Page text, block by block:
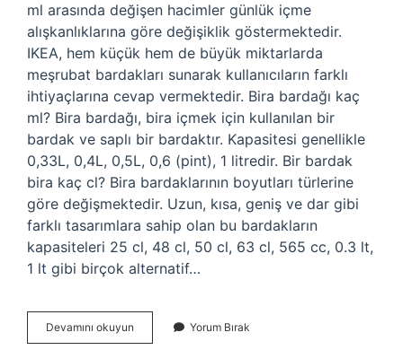
ml arasında değişen hacimler günlük içme
alışkanlıklarına göre değişiklik göstermektedir.
IKEA, hem küçük hem de büyük miktarlarda
meşrubat bardakları sunarak kullanıcıların farklı
ihtiyaçlarına cevap vermektedir. Bira bardağı kaç
ml? Bira bardağı, bira içmek için kullanılan bir
bardak ve saplı bir bardaktır. Kapasitesi genellikle
0,33L, 0,4L, 0,5L, 0,6 (pint), 1 litredir. Bir bardak
bira kaç cl? Bira bardaklarının boyutları türlerine
göre değişmektedir. Uzun, kısa, geniş ve dar gibi
farklı tasarımlara sahip olan bu bardakların
kapasiteleri 25 cl, 48 cl, 50 cl, 63 cl, 565 cc, 0.3 lt,
1 lt gibi birçok alternatif…
Devamını okuyun
Bira
Yorum Bırak